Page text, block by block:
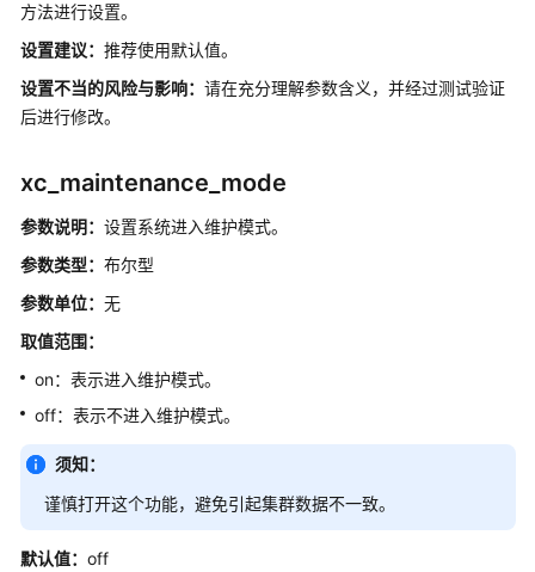
式
_V2.0-
开
指
（分
布
_V2.0-
8.x）
数
据
库
系
统
方法进行设置。
设置建议： 推荐使用默认值。
设置不当的风险与影响： 请在充分理解参数含义，并经过测试验证
后进行修改。
xc_maintenance_mode
参数说明： 设置系统进入维护模式。
参数类型： 布尔型
参数单位： 无
取值范围：
on：表示进入维护模式。
off：表示不进入维护模式。
须知：
谨慎打开这个功能，避免引起集群数据不一致。
默认值： off